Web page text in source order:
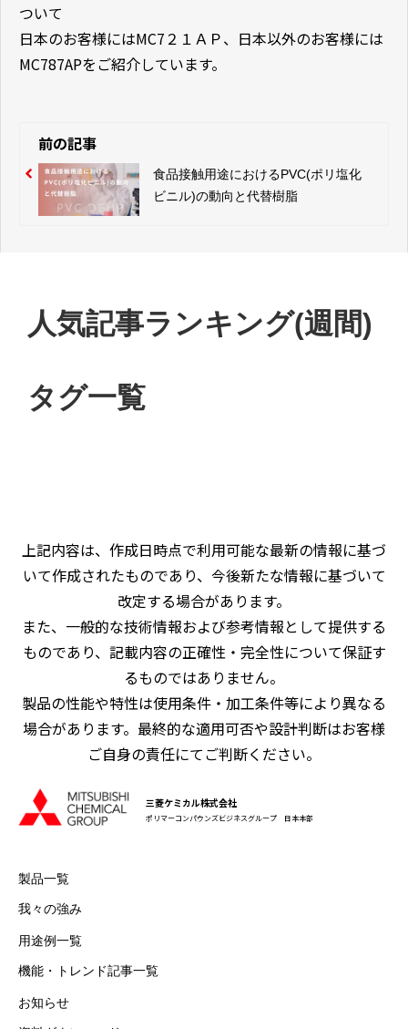
ついて
日本のお客様にはMC7２１ＡＰ、日本以外のお客様には
MC787APをご紹介しています。
前の記事
食品接触用途におけるPVC(ポリ塩化
ビニル)の動向と代替樹脂
人気記事ランキング(週間)
タグ一覧
上記内容は、作成日時点で利用可能な最新の情報に基づ
いて作成されたものであり、今後新たな情報に基づいて
改定する場合があります。
また、一般的な技術情報および参考情報として提供する
ものであり、記載内容の正確性・完全性について保証す
るものではありません。
製品の性能や特性は使用条件・加工条件等により異なる
場合があります。最終的な適用可否や設計判断はお客様
ご自身の責任にてご判断ください。
三菱ケミカル株式会社
ポリマーコンパウンズビジネスグループ 日本本部
製品一覧
我々の強み
用途例一覧
機能・トレンド記事一覧
お知らせ